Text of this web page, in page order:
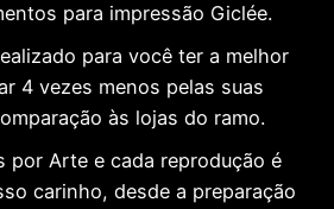
para impressão Giclée.
para você ter a melhor
4 vezes menos pelas suas
às lojas do ramo.
por Arte e cada reprodução é
carinho, desde a preparação